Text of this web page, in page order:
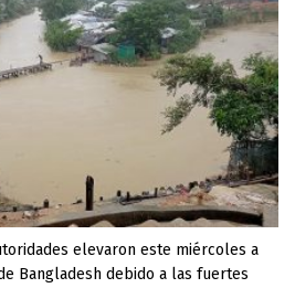
elevaron este miércoles a
Bangladesh debido a las fuertes